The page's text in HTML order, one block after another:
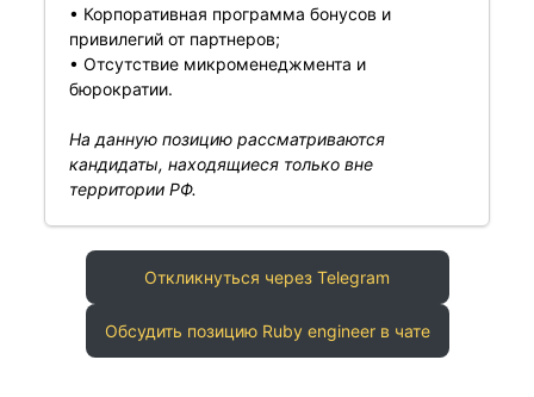
• Корпоративная программа бонусов и
привилегий от партнеров;
• Отсутствие микроменеджмента и
бюрократии.
На данную позицию рассматриваются
кандидаты, находящиеся только вне
территории РФ.
Откликнуться через Telegram
Обсудить позицию Ruby engineer в чате